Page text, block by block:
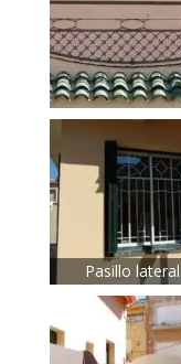
Pasillo lateral